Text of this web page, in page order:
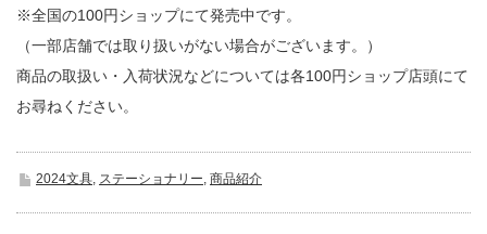
※全国の100円ショップにて発売中です。
（一部店舗では取り扱いがない場合がございます。）
商品の取扱い・入荷状況などについては各100円ショップ店頭にて
お尋ねください。
2024文具 ステーショナリー 商品紹介